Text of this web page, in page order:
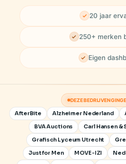
20 jaar
250+ merken
Eigen
DEZE BEDRIJVEN
AfterBite Alzheimer Nederland
BVA Auctions
Carl Hansen &
Grafisch Lyceum Utrecht
Just for Men
MOVE-IZI